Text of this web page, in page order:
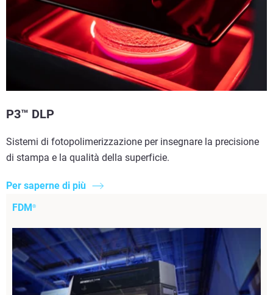
P3™ DLP
Sistemi di fotopolimerizzazione per insegnare la precisione
di stampa e la qualità della superficie.
Per saperne di più
FDM ®